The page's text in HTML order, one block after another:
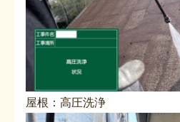
屋根：高圧洗浄